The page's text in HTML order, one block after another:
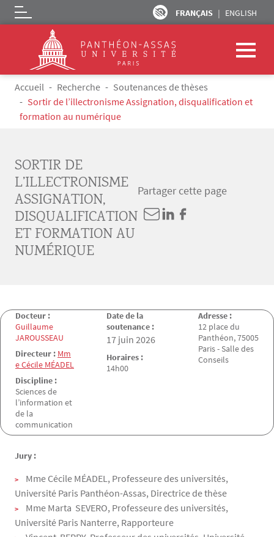
Aller au contenu principal
FRANÇAIS ENGLISH
Logo
Fil d'Ariane
Accueil Recherche
Soutenances de thèses
Sortir de l’illectronisme Assignation, disqualification et
formation au numérique
SORTIR DE
L’ILLECTRONISME
ASSIGNATION,
DISQUALIFICATION
ET FORMATION AU
NUMÉRIQUE
Partager cette page
Docteur :
Guillaume
JAROUSSEAU
Directeur : Mm
e Cécile MÉADEL
Discipline :
Sciences de
l’information et
de la
communication
Date de la
soutenance :
Date de la soutenance
17 juin 2026
Horaires :
14h00
Adresse :
12 place du
Panthéon, 75005
Paris - Salle des
Conseils
Jury :
Mme Cécile MÉADEL, Professeure des universités,
Université Paris Panthéon-Assas, Directrice de thèse
Mme Marta SEVERO, Professeure des universités,
Université Paris Nanterre, Rapporteure